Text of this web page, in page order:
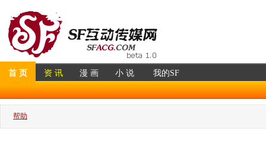
首 页 资 讯 漫 画 小 说 我的SF
帮助